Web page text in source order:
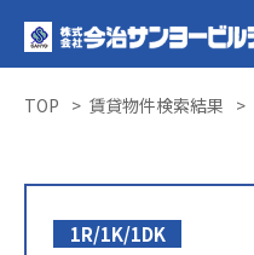
TOP 賃貸物件検索結果
1R/1K/1DK